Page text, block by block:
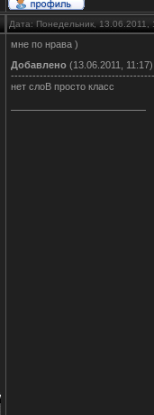
Дата: Понедельник,
мне по нрава )
Добавлено (13.06.2011, 11:17)
нет слоВ просто класс